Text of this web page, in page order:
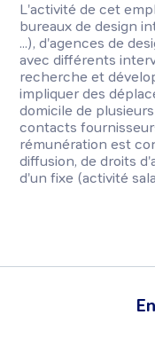
L'activité de cet
bureaux de design
...), d'agences de
avec différents
recherche et
impliquer des
domicile de
contacts
rémunération est
diffusion, de droits
d'un fixe (activité